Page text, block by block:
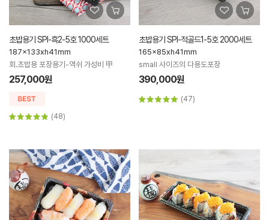
초밥용기 SPI-흑2-5호 1000세트
187x133xh41mm
회.초밥용 포장용기-역쉬 가성비 甲
257,000원
(48)
초밥용기 SPI-적골드1-5호 2000세트
165x85xh41mm
small 사이즈의 다용도포장
390,000원
(47)